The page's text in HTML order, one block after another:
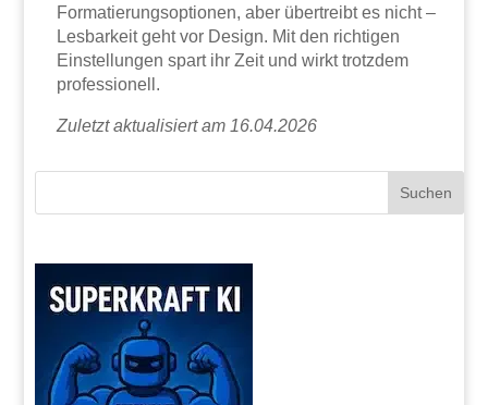
Formatierungsoptionen, aber übertreibt es nicht –
Lesbarkeit geht vor Design. Mit den richtigen
Einstellungen spart ihr Zeit und wirkt trotzdem
professionell.
Zuletzt aktualisiert am 16.04.2026